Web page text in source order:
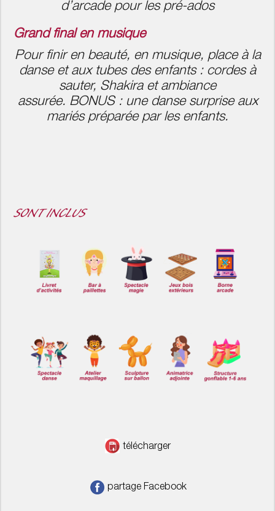
d’arcade pour les pré-ados
Grand final en musique
Pour finir en beauté, en musique, place à la
danse et aux tubes des enfants : cordes à
sauter, Shakira et ambiance
assurée. BONUS : une danse surprise aux
mariés préparée par les enfants.
SONT INCLUS
télécharger
partage Facebook